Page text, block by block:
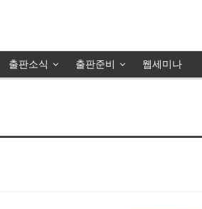
출판소식 출판준비 웹세미나